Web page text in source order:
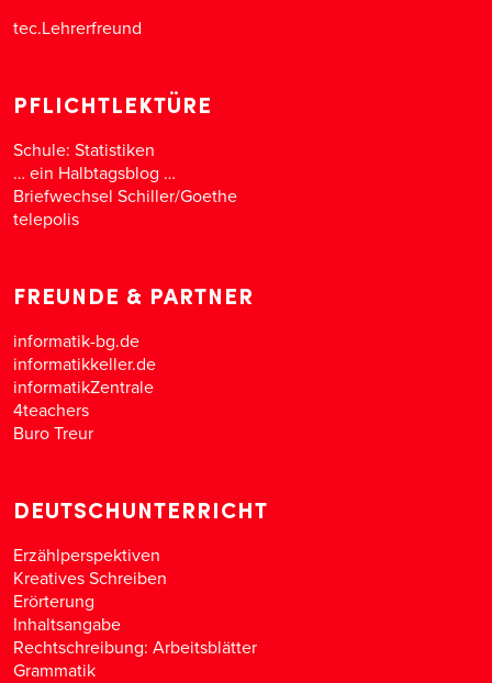
tec.Lehrerfreund
PFLICHTLEKTÜRE
Schule: Statistiken
… ein Halbtagsblog …
Briefwechsel Schiller/Goethe
telepolis
FREUNDE & PARTNER
informatik-bg.de
informatikkeller.de
informatikZentrale
4teachers
Buro Treur
DEUTSCHUNTERRICHT
Erzählperspektiven
Kreatives Schreiben
Erörterung
Inhaltsangabe
Rechtschreibung: Arbeitsblätter
Grammatik